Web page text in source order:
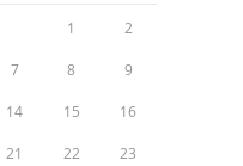
1 2
7 8 9
14 15 16
21 22 23